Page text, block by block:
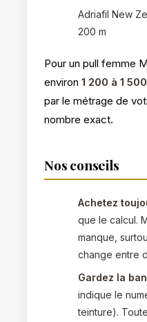
Adriafil New
200 m
Pour un pull femme
environ 1 200 à 1
par le métrage de
nombre exact.
Nos conseils
Achetez
que le calcul.
manque,
change entre
Gardez la
indique le
teinture).